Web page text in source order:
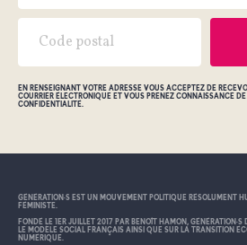
EN RENSEIGNANT VOTRE ADRESSE VOUS ACCEPTEZ DE
COURRIER ÉLECTRONIQUE ET VOUS PRENEZ CONNAISSANCE
CONFIDENTIALITÉ.
GÉNÉRATION•S EST UN MOUVEMENT POLITIQUE RÉSOLUMENT
FÉMINISTE.
FONDÉ LE 1ER JUILLET 2017 PAR BENOÎT HAMON,
LE MODÈLE SOCIAL FRANÇAIS AINSI QUE SUR LA TRANSITION
NUMÉRIQUE.